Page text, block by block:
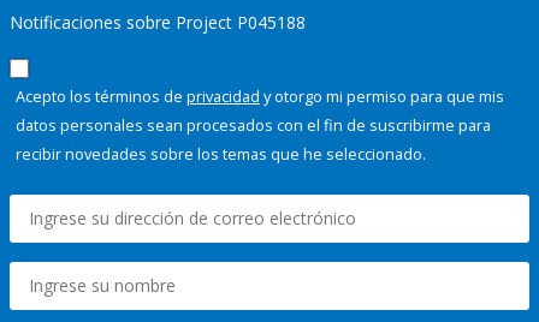
Notificaciones sobre Project P045188
Acepto los términos de privacidad y otorgo mi permiso para que mis
datos personales sean procesados con el fin de suscribirme para
recibir novedades sobre los temas que he seleccionado.